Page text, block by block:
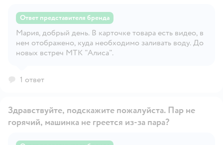
Открыть вопрос
Ответ представителя бренда
Мария, добрый день. В карточке товара есть видео, в
нем отображено, куда необходимо заливать воду. До
новых встреч МТК "Алиса".
1 ответ
Здравствуйте, подскажите пожалуйста. Пар не
горячий, машинка не греется из-за пара?